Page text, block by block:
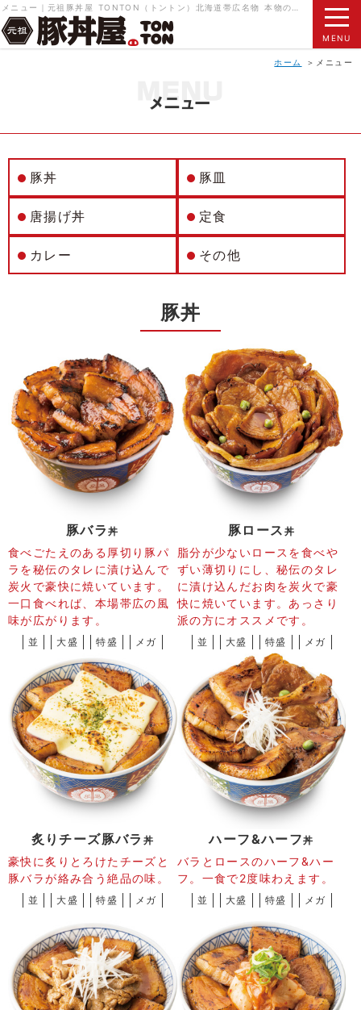
MENU
ホーム メニュー
豚丼 豚皿
唐揚げ丼 定食
カレー その他
豚丼
豚バラ丼
食べごたえのある厚切り豚パ
ラを秘伝のタレに漬け込んで
炭火で豪快に焼いています。
一口食べれば、本場帯広の風
味が広がります。
並 大盛 特盛 メガ
豚ロース 丼
脂分が少ないロースを食べや
ずい薄切りにし、秘伝のタレ
に漬け込んだお肉を炭火で豪
快に焼いています。あっさり
派の方にオススメです。
並 大盛 特盛 メガ
炙りチーズ豚バラ 丼
豪快に炙りとろけたチーズと
豚バラが絡み合う絶品の味。
並 大盛 特盛 メガ
ハーフ&ハーフ丼
バラとロースのハーフ&ハー
フ。一食で2度味わえます。
並 大盛 特盛 メガ